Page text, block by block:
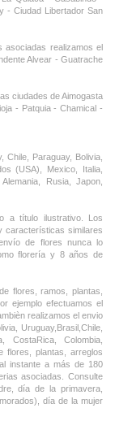
- Ciudad Libertador San
asociadas realizamos el
Alvear - Guatrache
ciudades de Aimogasta
- Patquia - Chamical -
Chile, Paraguay, Bolivia,
(USA), Mexico, Italia,
Rusia, Japon,
a título ilustrativo. Los
características similares
de flores nunca lo
florería y 8 años de
flores, ramos, plantas,
ejemplo efectuamos el
realizamos el envio
Uruguay,Brasil,Chile,
CostaRica, Colombia,
flores, plantas, arreglos
instante a más de 180
asociadas. Consulte
día de la primavera,
día de la mujer